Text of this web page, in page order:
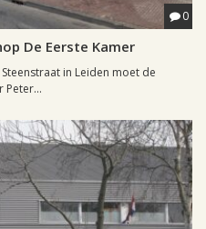
0
De Eerste Kamer
in Leiden moet de
Peter...